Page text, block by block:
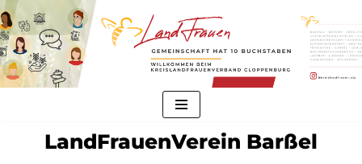
Zum
Inhalt
springen
LandFrauenVerein Barßel